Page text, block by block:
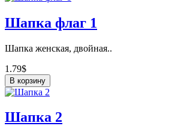
Шапка флаг 1
Шапка женская, двойная..
1.79$
В корзину
Шапка 2